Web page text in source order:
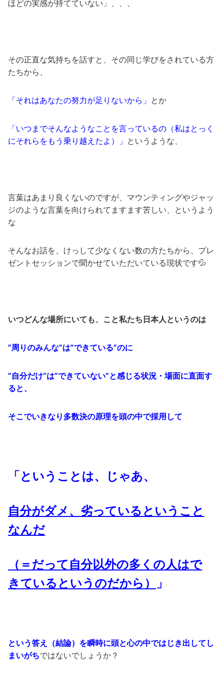
ほどの実感が持てていない」、、、
その正直な気持ちを話すと、その同じ学びをされている方
たちから、
「それはあなたの努力が足りないから」 とか
「いつまでそんなようなことを言っているの（私はとっく
にそれらをもう乗り越えたよ）」 というような、
言葉はあまり良くないのですが、マウンティングやジャッ
ジのような言葉を向けられてますます苦しい、というよう
な
そんなお話を、けっして少なくない数の方たちから、プレ
ゼントセッションで聞かせていただいている現状です💦
いつどんな場所にいても、こと私たち日本人というのは
”周りのみんな”は”できている”のに
”自分だけ”は”できていない”と感じる状況・場面に直面す
ると、
そこでいきなり多数決の原理を頭の中で採用して
「ということは、じゃあ、
自分がダメ、劣っているということ
なんだ
（＝だって自分以外の多くの人はで
きているというのだから）
」
という答え（結論）を瞬時に頭と心の中ではじき出してし
まいがちではないでしょうか？